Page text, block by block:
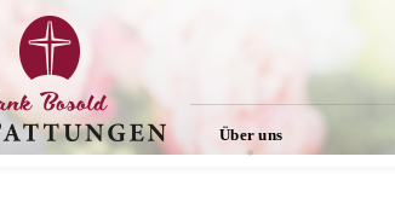
Über uns